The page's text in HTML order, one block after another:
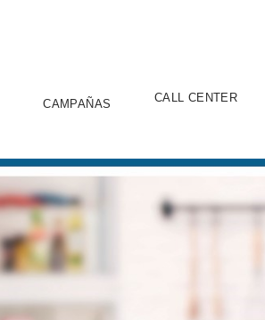
CAMPAÑAS CALL CENTER